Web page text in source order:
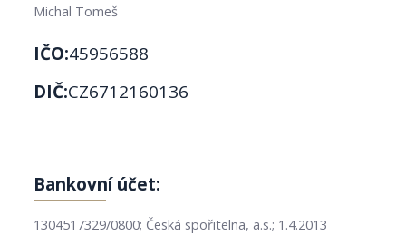
Michal Tomeš
IČO:45956588
DIČ:CZ6712160136
Bankovní účet:
1304517329/0800; Česká spořitelna, a.s.; 1.4.2013